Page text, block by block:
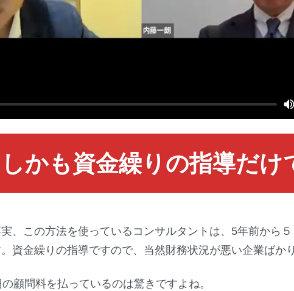
かも資金繰りの指導だけ
、この方法を使っているコンサルタントは、5年前から
資金繰りの指導ですので、当然財務状況が悪い企業ばかり
顧問料を払っているのは驚きですよね。